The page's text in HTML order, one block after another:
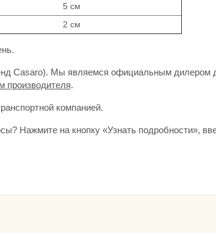
5 см
2 см
Casaro). Мы являемся официальным дилером
производителя.
компанией.
Нажмите на кнопку «Узнать подробности»,